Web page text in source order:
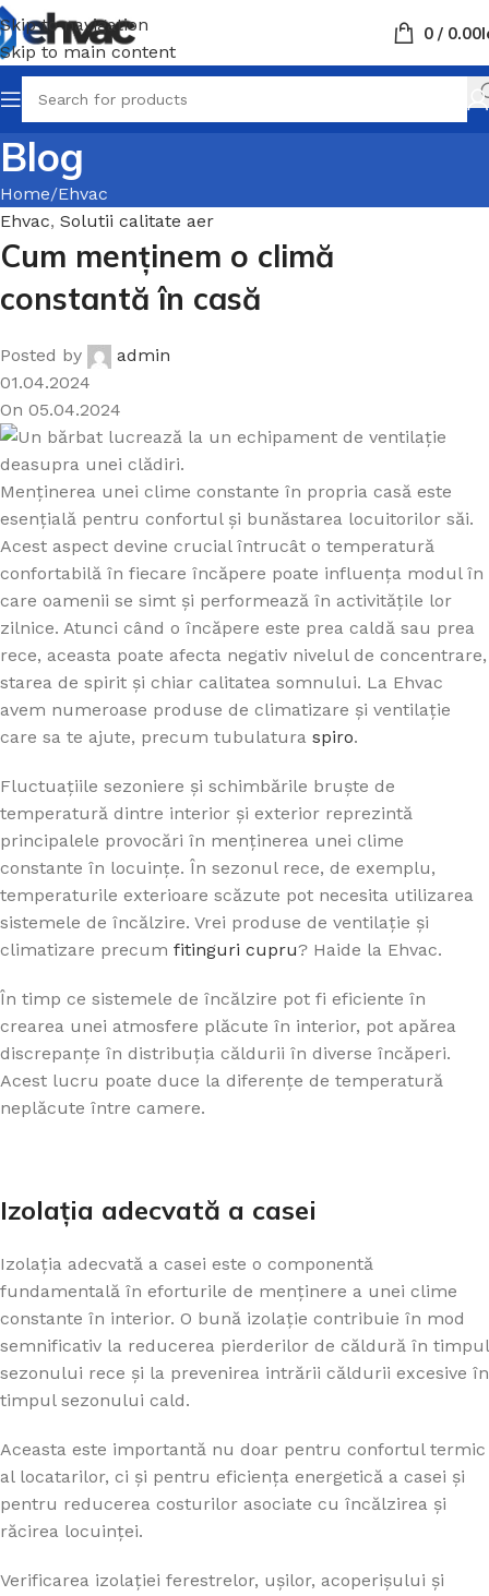
Skip to navigation
Skip to main content
0 / 0.00
Blog
Home Ehvac
Ehvac, Solutii calitate aer
Cum menținem o climă
constantă în casă
Posted by
admin
01.04.2024
On 05.04.2024
Menținerea unei clime constante în propria casă este
esențială pentru confortul și bunăstarea locuitorilor săi.
Acest aspect devine crucial întrucât o temperatură
confortabilă în fiecare încăpere poate influența modul în
care oamenii se simt și performează în activitățile lor
zilnice. Atunci când o încăpere este prea caldă sau prea
rece, aceasta poate afecta negativ nivelul de concentrare,
starea de spirit și chiar calitatea somnului. La Ehvac
avem numeroase produse de climatizare și ventilație
care sa te ajute, precum tubulatura spiro.
Fluctuațiile sezoniere și schimbările bruște de
temperatură dintre interior și exterior reprezintă
principalele provocări în menținerea unei clime
constante în locuințe. În sezonul rece, de exemplu,
temperaturile exterioare scăzute pot necesita utilizarea
sistemele de încălzire. Vrei produse de ventilație și
climatizare precum fitinguri cupru? Haide la Ehvac.
În timp ce sistemele de încălzire pot fi eficiente în
crearea unei atmosfere plăcute în interior, pot apărea
discrepanțe în distribuția căldurii în diverse încăperi.
Acest lucru poate duce la diferențe de temperatură
neplăcute între camere.
Izolația adecvată a casei
Izolația adecvată a casei este o componentă
fundamentală în eforturile de menținere a unei clime
constante în interior. O bună izolație contribuie în mod
semnificativ la reducerea pierderilor de căldură în timpul
sezonului rece și la prevenirea intrării căldurii excesive în
timpul sezonului cald.
Aceasta este importantă nu doar pentru confortul termic
al locatarilor, ci și pentru eficiența energetică a casei și
pentru reducerea costurilor asociate cu încălzirea și
răcirea locuinței.
Verificarea izolației ferestrelor, ușilor, acoperișului și